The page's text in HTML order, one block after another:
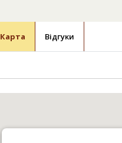
Карта Відгуки